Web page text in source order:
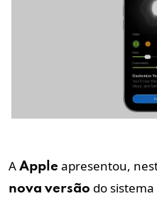
A Apple apresentou,
nova versão do